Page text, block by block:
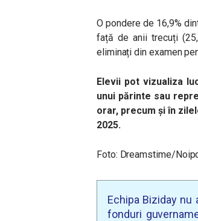
O pondere de 16,9%
față de anii trecuți
eliminați din examen
Elevii pot vizualiza
unui părinte sau
orar, precum și în
2025.
Foto: Dreamstime/
Echipa Biziday
fonduri